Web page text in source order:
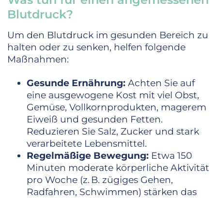
Blutdruck?
Um den Blutdruck im gesunden Bereich zu
halten oder zu senken, helfen folgende
Maßnahmen:
Gesunde Ernährung: Achten Sie auf
eine ausgewogene Kost mit viel Obst,
Gemüse, Vollkornprodukten, magerem
Eiweiß und gesunden Fetten.
Reduzieren Sie Salz, Zucker und stark
verarbeitete Lebensmittel.
Regelmäßige Bewegung: Etwa 150
Minuten moderate körperliche Aktivität
pro Woche (z. B. zügiges Gehen,
Radfahren, Schwimmen) stärken das